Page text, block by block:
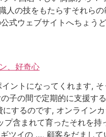
の技をもたらすそれら
式ウェブサイトへちょう
、好奇心
ントになってくれます,
子の間で定期的に支援
するのです, オンライン
含まれて育ったそれを
ツイの …, 顧客をだまし